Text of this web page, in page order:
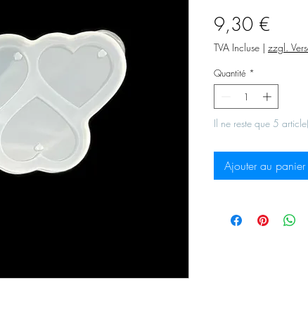
9,30 €
TVA Incluse | zzgl.
Quantité *
Il ne reste que 5
Ajouter au panier